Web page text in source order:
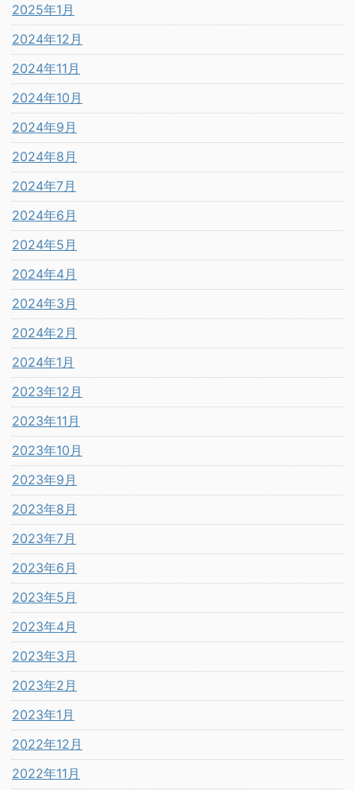
2025年1月
2024年12月
2024年11月
2024年10月
2024年9月
2024年8月
2024年7月
2024年6月
2024年5月
2024年4月
2024年3月
2024年2月
2024年1月
2023年12月
2023年11月
2023年10月
2023年9月
2023年8月
2023年7月
2023年6月
2023年5月
2023年4月
2023年3月
2023年2月
2023年1月
2022年12月
2022年11月